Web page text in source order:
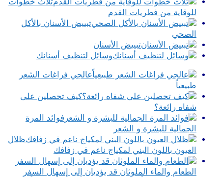
للوقاية من فطريات القدم
تبييض الأسنان بالأكل
الصحي
تبييض الأسنان
وسائل لتنظيف أسنانك
عالجي فراغات الشعر
طبيعياً
كيف تحصلين على
شفاه رائعة؟
فوائد المرة
الجمالية للبشرة و الشعر
ظلال
العيون باللون البني لمكياج ناعم في زفافك
الطعام والماء الملوثان قد يؤديان إلى إسهال السفر